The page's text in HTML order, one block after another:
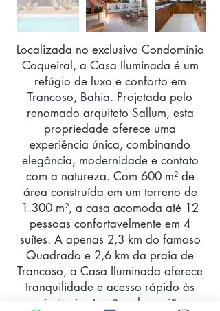
Localizada no exclusivo Condomínio
Coqueiral, a Casa Iluminada é um
refúgio de luxo e conforto em
Trancoso, Bahia. Projetada pelo
renomado arquiteto Sallum, esta
propriedade oferece uma
experiência única, combinando
elegância, modernidade e contato
com a natureza. Com 600 m² de
área construída em um terreno de
1.300 m², a casa acomoda até 12
pessoas confortavelmente em 4
suítes. A apenas 2,3 km do famoso
Quadrado e 2,6 km da praia de
Trancoso, a Casa Iluminada oferece
tranquilidade e acesso rápido às
principais atrações da região.